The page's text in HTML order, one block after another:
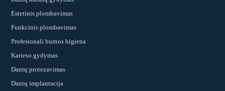
Estetinis plombavimas
Funkcinis plombavimas
Profesionali burnos higiena
Karieso gydymas
Dantų protezavimas
Dantų implantacija